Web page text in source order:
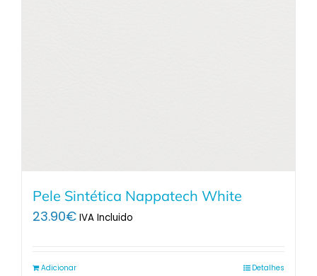
Pele Sintética Nappatech White
23.90€ IVA Incluido
Adicionar Detalhes